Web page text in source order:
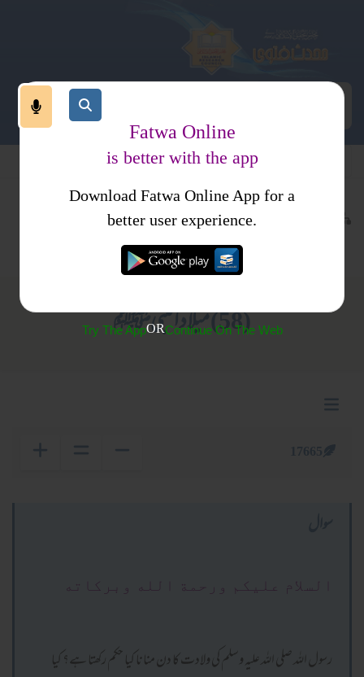
ایمانیات
کتب فتاوی
احکام و مسائل، خواتین کا انسائیکلو پیڈیا
(58) میلاد النبیﷺ
السلام عليكم ورحمة الله وبركاته
رسول اللہ صلی اللہ علیہ وسلم کی ولادت کا دن منانا کیا حکم رکھتا ہے؟ کیا
Fatwa Online
is better with the app
Download Fatwa Online App for a
better user experience.
Try The AppORContinue On The Web